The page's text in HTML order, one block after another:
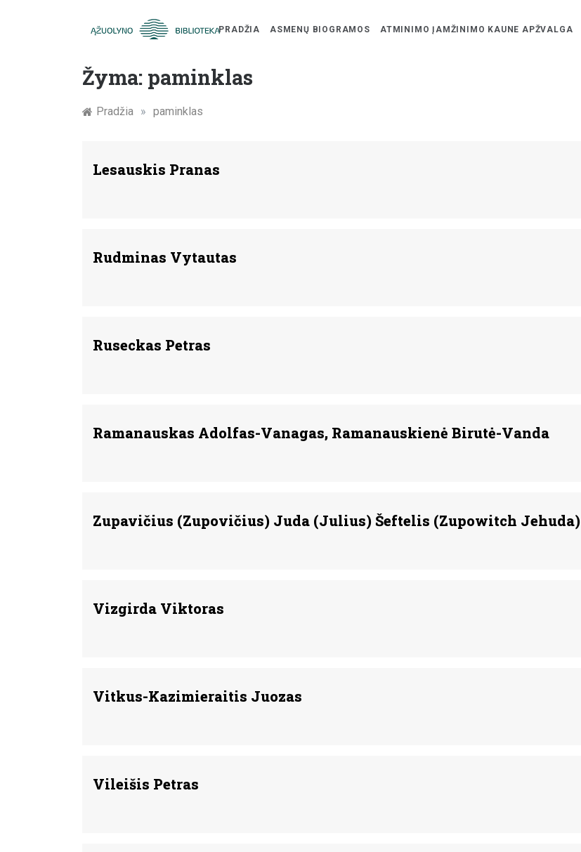
Žymūs
Kauno
atminimo
PRADŽIA ASMENŲ BIOGRAMOS ATMINIMO ĮAMŽINIMO KAUNE APŽVALGA
Žyma: paminklas
Pradžia » paminklas
Lesauskis Pranas
Rudminas Vytautas
Ruseckas Petras
Ramanauskas Adolfas-Vanagas, Ramanauskienė Birutė-Vanda
Zupavičius (Zupovičius) Juda (Julius) Šeftelis (Zupowitch Jehuda)
Vizgirda Viktoras
Vitkus-Kazimieraitis Juozas
Vileišis Petras